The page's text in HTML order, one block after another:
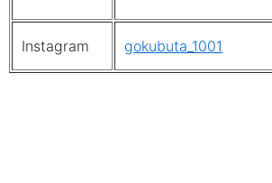
Instagram gokubuta_1001